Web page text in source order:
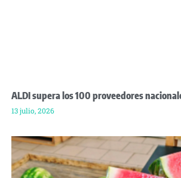
ALDI supera los 100 proveedores
13 julio, 2026